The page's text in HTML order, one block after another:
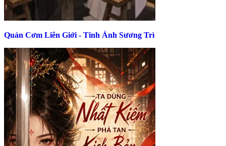
Quán Cơm Liên Giới - Tinh Ảnh Sương Trì